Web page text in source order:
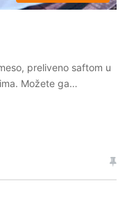
preliveno saftom u
Možete ga…